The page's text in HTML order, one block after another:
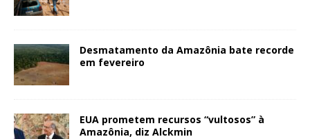
Desmatamento da Amazônia bate recorde
em fevereiro
EUA prometem recursos “vultosos” à
Amazônia, diz Alckmin